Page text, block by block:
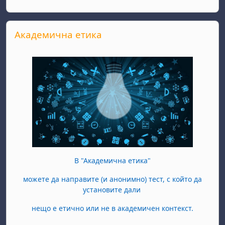
Passer Академична етика
Академична етика
В "Академична етика"
можете да направите (и анонимно) тест, с който да
установите дали
нещо е етично или не в академичен контекст.